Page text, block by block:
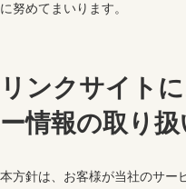
に努めてまいります。
リンクサイト
ー情報の取り
本方針は、お客様が当社のサー